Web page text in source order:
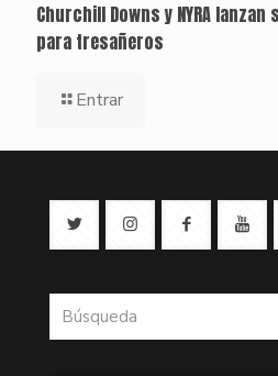
Churchill Downs y NYRA
para tresañeros
Entrar